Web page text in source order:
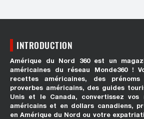
INTRODUCTION
Amérique du Nord 360 est un
américaines du réseau Monde360 !
recettes américaines, des
proverbes américains, des guides
Unis et le Canada, convertissez vos
américains et en dollars canadiens,
en Amérique du Nord ou votre